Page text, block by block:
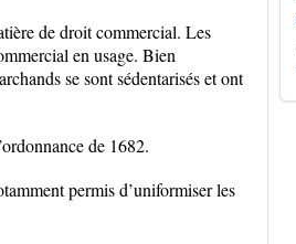
de droit commercial. Les
en usage. Bien
se sont sédentarisés et ont
de 1682.
permis d’uniformiser les